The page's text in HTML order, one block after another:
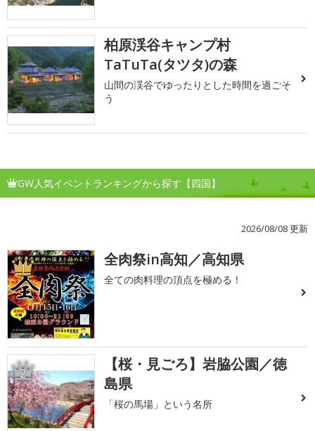
柏原渓谷キャンプ村
TaTuTa(タツタ)の森
山間の渓谷でゆったりとした時間を過ごそ
う
GW人気イベントランキングから探す【四国】
2026/08/08 更新
1 全肉祭in高知／高知県
全ての肉料理の頂点を極める！
2
【桜・見ごろ】岩脇公園／徳
島県
「桜の馬場」という名所